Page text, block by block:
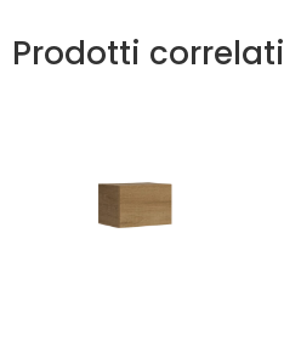
Prodotti correlati